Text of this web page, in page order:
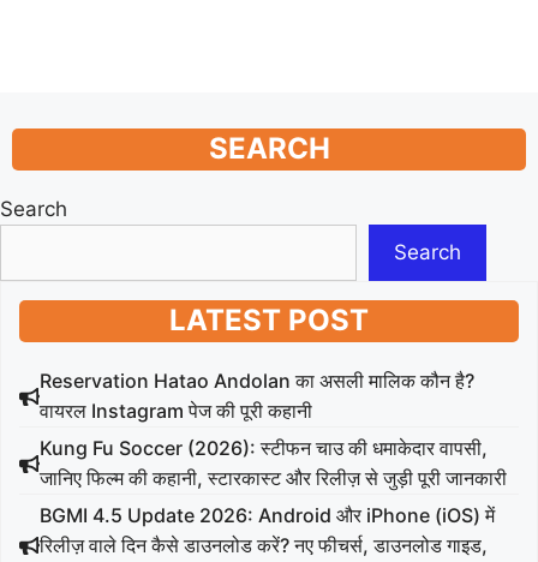
SEARCH
Search
Search
LATEST POST
Reservation Hatao Andolan का असली मालिक कौन है?
वायरल Instagram पेज की पूरी कहानी
Kung Fu Soccer (2026): स्टीफन चाउ की धमाकेदार वापसी,
जानिए फिल्म की कहानी, स्टारकास्ट और रिलीज़ से जुड़ी पूरी जानकारी
BGMI 4.5 Update 2026: Android और iPhone (iOS) में
रिलीज़ वाले दिन कैसे डाउनलोड करें? नए फीचर्स, डाउनलोड गाइड,